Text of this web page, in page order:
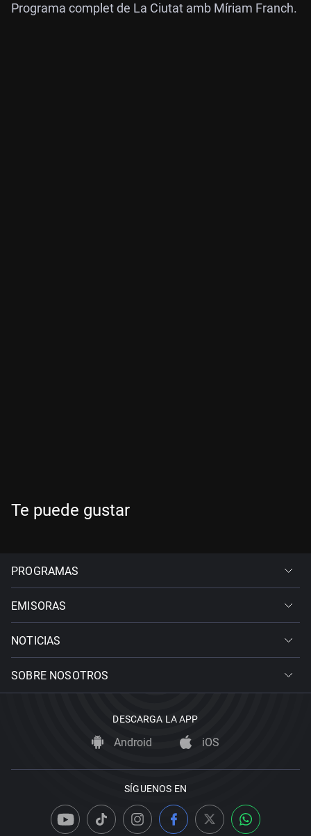
Programa complet de La Ciutat amb Míriam Franch.
Te puede gustar
PROGRAMAS
EMISORAS
NOTICIAS
SOBRE NOSOTROS
DESCARGA LA APP
Android iOS
SÍGUENOS EN